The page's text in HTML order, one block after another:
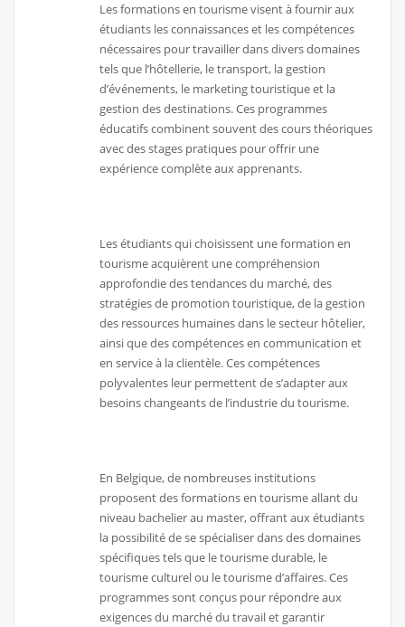
Les formations en tourisme visent à fournir aux
étudiants les connaissances et les compétences
nécessaires pour travailler dans divers domaines
tels que l’hôtellerie, le transport, la gestion
d’événements, le marketing touristique et la
gestion des destinations. Ces programmes
éducatifs combinent souvent des cours théoriques
avec des stages pratiques pour offrir une
expérience complète aux apprenants.
Les étudiants qui choisissent une formation en
tourisme acquièrent une compréhension
approfondie des tendances du marché, des
stratégies de promotion touristique, de la gestion
des ressources humaines dans le secteur hôtelier,
ainsi que des compétences en communication et
en service à la clientèle. Ces compétences
polyvalentes leur permettent de s’adapter aux
besoins changeants de l’industrie du tourisme.
En Belgique, de nombreuses institutions
proposent des formations en tourisme allant du
niveau bachelier au master, offrant aux étudiants
la possibilité de se spécialiser dans des domaines
spécifiques tels que le tourisme durable, le
tourisme culturel ou le tourisme d’affaires. Ces
programmes sont conçus pour répondre aux
exigences du marché du travail et garantir